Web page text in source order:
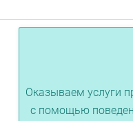
Оказываем услуги
с помощью